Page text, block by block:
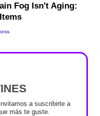
a suscribirte a
más te guste.